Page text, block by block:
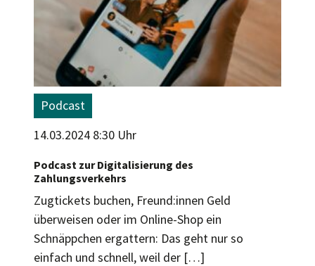
Podcast
14.03.2024 8:30 Uhr
Podcast zur Digitalisierung des
Zahlungsverkehrs
Zugtickets buchen, Freund:innen Geld
überweisen oder im Online-Shop ein
Schnäppchen ergattern: Das geht nur so
einfach und schnell, weil der […]